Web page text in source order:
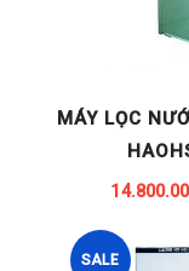
MÁY LỌC
SALE